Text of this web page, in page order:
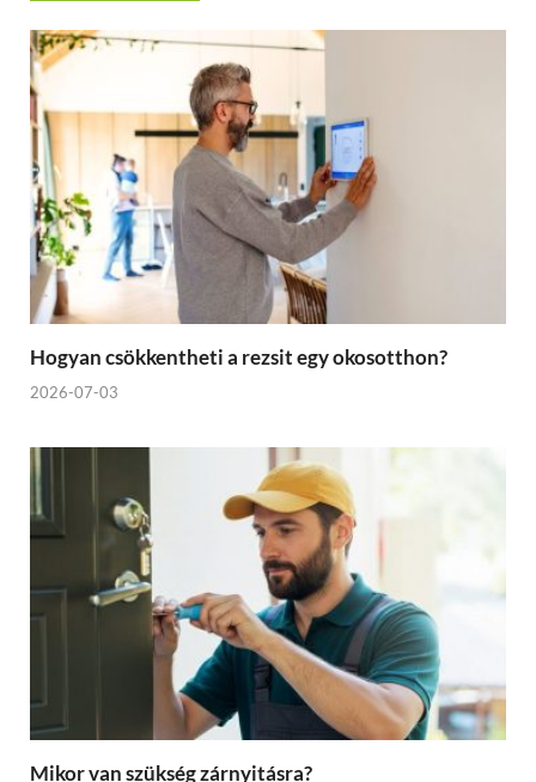
Hogyan csökkentheti a rezsit egy okosotthon?
2026-07-03
Mikor van szükség zárnyitásra?